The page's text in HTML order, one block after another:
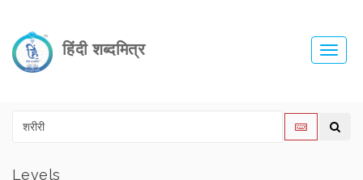
हिंदी शब्दमित्र
Levels